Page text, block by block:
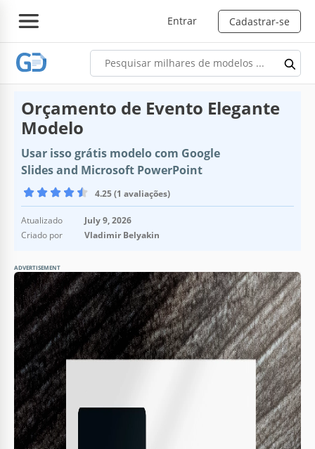
Entrar Cadastrar-se
Orçamento de Evento Elegante
Modelo
Usar isso grátis modelo com Google
Slides and Microsoft PowerPoint
4.25 (1 avaliações)
Atualizado
July 9, 2026
Criado por
Vladimir Belyakin
ADVERTISEMENT
Especificações do modelo
Formato
Google Slides
Criado
January 8, 2024
Última atualização
July 9, 2026
Comunidade
Adicionado às coleções por 9 Usuários
Estatísticas de uso
0 downloads este mês